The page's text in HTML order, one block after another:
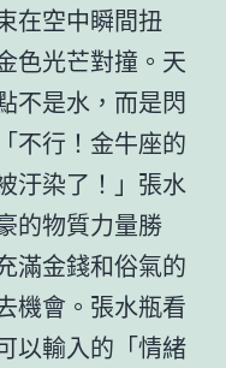
在空中瞬間扭
色光芒對撞。天
不是水，而是閃
不行！金牛座的
汙染了！」張水
的物質力量勝
滿金錢和俗氣的
機會。張水瓶看
以輸入的「情緒